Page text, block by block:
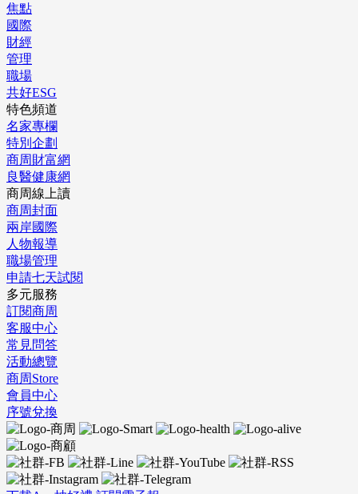
焦點
國際
財經
管理
職場
共好ESG
特色頻道
名家專欄
特別企劃
商周財富網
良醫健康網
商周線上讀
商周封面
兩岸國際
人物報導
職場管理
申請七天試閱
多元服務
訂閱商周
客服中心
常見問答
活動總覽
商周Store
會員中心
序號兌換